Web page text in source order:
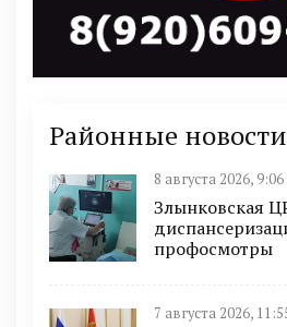
Районные новости
8 августа 2026, 9:06
Злынковская
профосмотры
7 августа 2026,